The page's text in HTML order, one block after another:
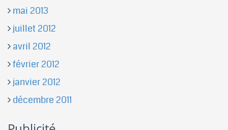
mai 2013
juillet 2012
avril 2012
février 2012
janvier 2012
décembre 2011